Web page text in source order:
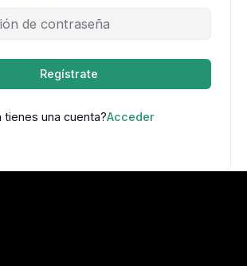
Regístrate
tienes una cuenta?Acceder